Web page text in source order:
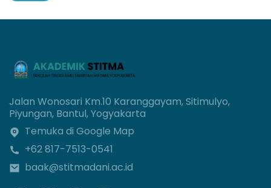
Jalan Wonosari Km.10 Karanggayam, Sitimulyo,
Piyungan, Bantul, Yogyakarta
Temuka di Google Map
+62 817-7513-0541
baak@stitmadani.ac.id